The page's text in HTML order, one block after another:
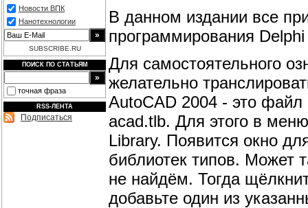
Новости ВПК
Нанотехнологии
SUBSCRIBE.RU
ПОИСК ПО СТАТЬЯМ
точная фраза
RSS-ЛЕНТА
Подписаться
В данном издании все
программирования
Для самостоятельного
желательно
AutoCAD 2004 - это
acad.tlb. Для этого в
Library. Появится окно
библиотек типов. Может
не найдём. Тогда
добавьте один из